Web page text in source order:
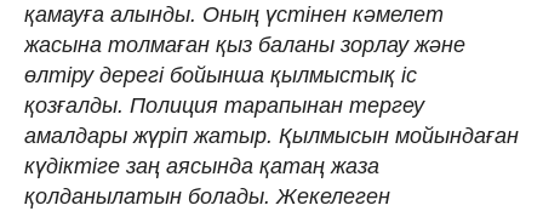
қамауға алынды. Оның үстінен кәмелет
жасына толмаған қыз баланы зорлау және
өлтіру дерегі бойынша қылмыстық іс
қозғалды. Полиция тарапынан тергеу
амалдары жүріп жатыр. Қылмысын мойындаған
күдіктіге заң аясында қатаң жаза
қолданылатын болады. Жекелеген